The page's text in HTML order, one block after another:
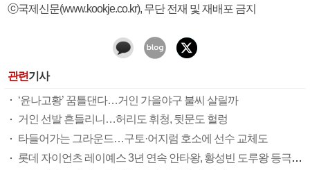
ⓒ국제신문(www.kookje.co.kr), 무단 전재 및 재배포 금지
관련기사
‘윤나고황’ 꿈틀댄다…거인 가을야구 불씨 살릴까
거인 선발 흔들리니…허리도 휘청, 뒷문도 헐렁
타들어가는 그라운드…구토·어지럼 호소에 선수 교체도
롯데 자이언츠 레이예스 3년 연속 안타왕, 황성빈 도루왕 등극할까